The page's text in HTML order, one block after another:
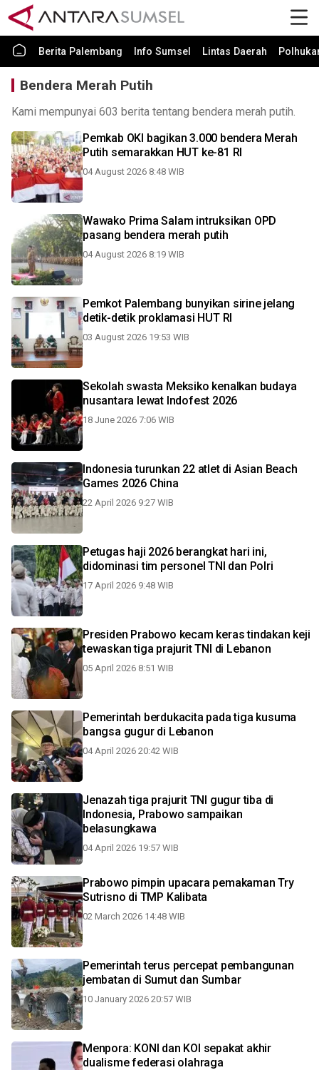
Berita Palembang Info Sumsel Lintas Daerah
Bendera Merah Putih
Kami mempunyai 603 berita tentang bendera merah putih.
Pemkab OKI bagikan 3.000 bendera Merah
Putih semarakkan HUT ke-81 RI
04 August 2026 8:48 WIB
Wawako Prima Salam intruksikan OPD
pasang bendera merah putih
04 August 2026 8:19 WIB
Pemkot Palembang bunyikan sirine jelang
detik-detik proklamasi HUT RI
03 August 2026 19:53 WIB
Sekolah swasta Meksiko kenalkan budaya
nusantara lewat Indofest 2026
18 June 2026 7:06 WIB
Indonesia turunkan 22 atlet di Asian Beach
Games 2026 China
22 April 2026 9:27 WIB
Petugas haji 2026 berangkat hari ini,
didominasi tim personel TNI dan Polri
17 April 2026 9:48 WIB
Presiden Prabowo kecam keras tindakan keji
tewaskan tiga prajurit TNI di Lebanon
05 April 2026 8:51 WIB
Pemerintah berdukacita pada tiga kusuma
bangsa gugur di Lebanon
04 April 2026 20:42 WIB
Jenazah tiga prajurit TNI gugur tiba di
Indonesia, Prabowo sampaikan
belasungkawa
04 April 2026 19:57 WIB
Prabowo pimpin upacara pemakaman Try
Sutrisno di TMP Kalibata
02 March 2026 14:48 WIB
Pemerintah terus percepat pembangunan
jembatan di Sumut dan Sumbar
10 January 2026 20:57 WIB
Menpora: KONI dan KOI sepakat akhir
dualisme federasi olahraga